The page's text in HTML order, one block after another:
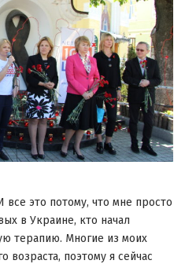
это потому, что мне просто
в Украине, кто начал
терапию. Многие из моих
возраста, поэтому я сейчас